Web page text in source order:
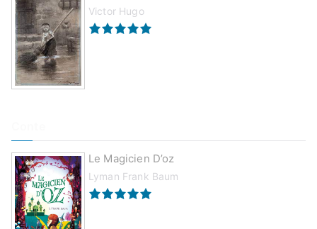
Victor Hugo
Le Magicien D’oz
Lyman Frank Baum